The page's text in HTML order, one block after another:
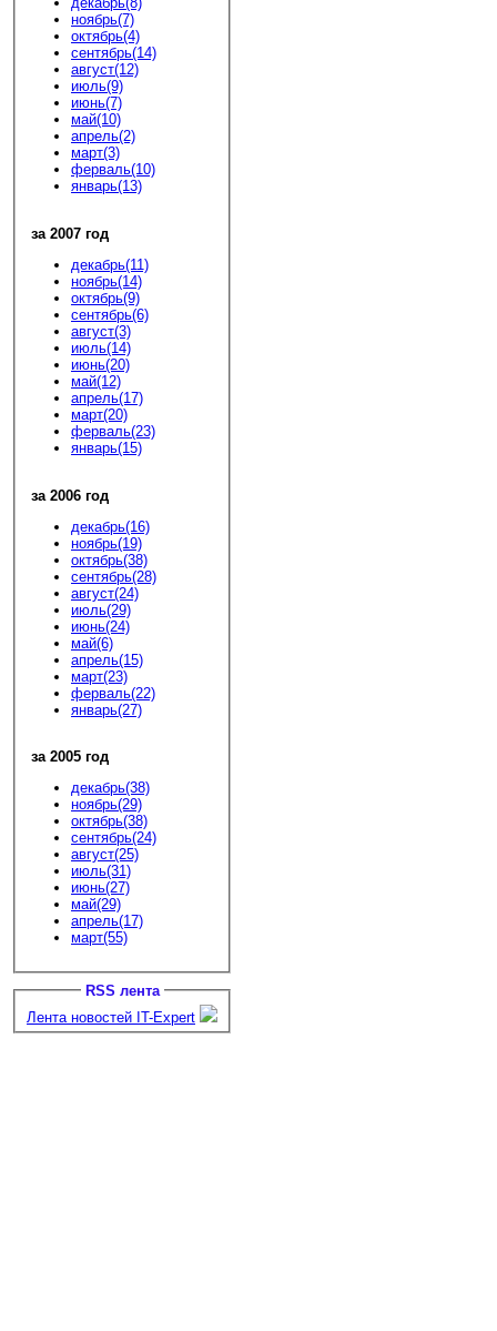
ноябрь(7)
октябрь(4)
сентябрь(14)
август(12)
июль(9)
июнь(7)
май(10)
апрель(2)
март(3)
ферваль(10)
январь(13)
за 2007 год
декабрь(11)
ноябрь(14)
октябрь(9)
сентябрь(6)
август(3)
июль(14)
июнь(20)
май(12)
апрель(17)
март(20)
ферваль(23)
январь(15)
за 2006 год
декабрь(16)
ноябрь(19)
октябрь(38)
сентябрь(28)
август(24)
июль(29)
июнь(24)
май(6)
апрель(15)
март(23)
ферваль(22)
январь(27)
за 2005 год
декабрь(38)
ноябрь(29)
октябрь(38)
сентябрь(24)
август(25)
июль(31)
июнь(27)
май(29)
апрель(17)
март(55)
RSS лента
Лента новостей IT-Expert